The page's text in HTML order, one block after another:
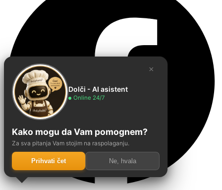
×
Dolči - AI asistent
Online 24/7
Kako mogu da Vam pomognem?
Za sva pitanja Vam stojim na raspolaganju.
Prihvati čet Ne, hvala